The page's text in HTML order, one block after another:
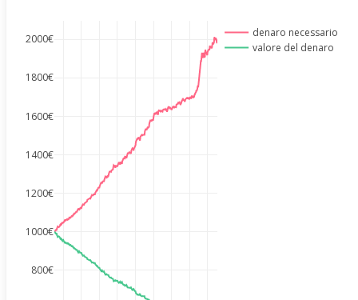
800€
1000€
1200€
1400€
1600€
1800€
2000€
denaro necessario
valore del denaro